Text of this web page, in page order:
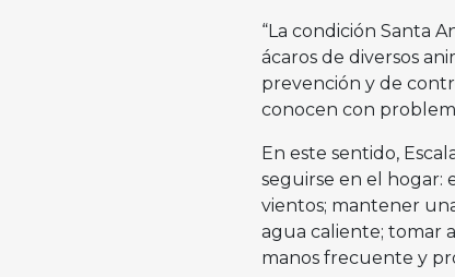
“La condición Santa
ácaros de diversos
prevención y de
conocen con
En este sentido,
seguirse en el hogar:
vientos; mantener
agua caliente; tomar
manos frecuente y